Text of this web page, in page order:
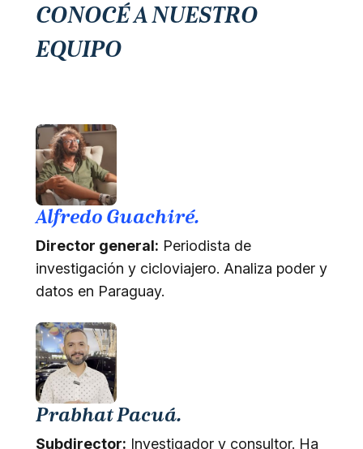
CONOCÉ A NUESTRO
EQUIPO
Alfredo Guachiré.
Director general: Periodista de
investigación y cicloviajero. Analiza poder y
datos en Paraguay.
Prabhat Pacuá.
Subdirector: Investigador y consultor. Ha